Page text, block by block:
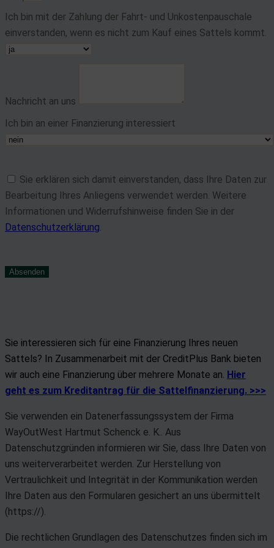
Ich bin mit der Zahlung der Fahrt- und Unkostenpauschale
einverstanden, wenn es nicht zum Kauf eines Sattels kommt.
Nachricht an uns
Ich bin an einer Finanzierung interessiert
Sie erklären sich damit einverstanden, dass Ihre Daten zur
Bearbeitung Ihres Anliegens verwendet werden. Weitere
Informationen und Widerrufshinweise finden Sie in der
Datenschutzerklärung.
Absenden
Sie interessieren sich für eine Finanzierung Ihres neuen
Sattels? In Zusammenarbeit mit der CreditPlus Bank bieten
wir auch eine Finanzierung über mehrere Monate an. Hier
geht es zum Kreditantrag für die Sattelfinanzierung. >>>
Sie verwenden ein Datenerfassungssystem der Firma
WayOutWest Hartmut Schenck e. K.. Aus
Datenschutzgründen informieren wir Sie, dass Ihre Daten von
uns weiterverarbeitet werden. Zur Herstellung von
Vertraulichkeit und Integrität in der Kommunikation werden
Ihre Daten aus den Formularen gesichert an uns übermittelt
(https://).
Die rechtlichen Grundlagen des Datenschutzes finden sich im
Entwicklung und Verbesserung der Angebote
Endgeräteeigenschaften zur Identifikation aktiv abfragen